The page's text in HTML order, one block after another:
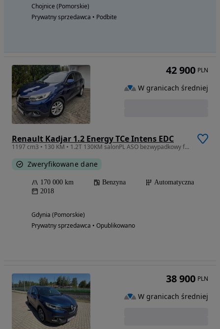
Chojnice (Pomorskie)
Prywatny sprzedawca • Podbite
Renault Kadjar 1.2 Energy TCe Intens EDC
1197 cm3 • 130 KM • 1.2T 130KM salonPL ASO bezwypadkowy fabr.lakier stan bdb
Zweryfikowane dane
170 000 km Benzyna
Automatyczna
2018
Gdynia (Pomorskie)
Prywatny sprzedawca • Opublikowano
42 900 PLN
W granicach średniej
38 900 PLN
W granicach średniej